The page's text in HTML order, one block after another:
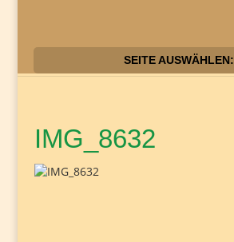
SEITE AUSWÄHLEN:
IMG_8632